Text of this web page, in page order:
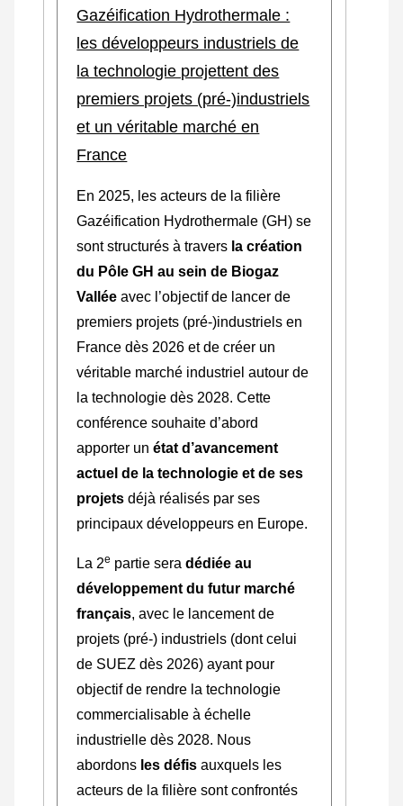
Gazéification Hydrothermale :
les développeurs industriels de
la technologie projettent des
premiers projets (pré-)industriels
et un véritable marché en
France
En 2025, les acteurs de la filière
Gazéification Hydrothermale (GH) se
sont structurés à travers la création
du Pôle GH au sein de Biogaz
Vallée avec l’objectif de lancer de
premiers projets (pré-)industriels en
France dès 2026 et de créer un
véritable marché industriel autour de
la technologie dès 2028. Cette
conférence souhaite d’abord
apporter unétat d’avancement
actuel de la technologie et de ses
projets déjà réalisés par ses
principaux développeurs en Europe.
La 2e partie seradédiée au
développement du futur marché
français, avec le lancement de
projets (pré-) industriels (dont celui
de SUEZ dès 2026) ayant pour
objectif de rendre la technologie
commercialisable à échelle
industrielle dès 2028. Nous
abordons les défis auxquels les
acteurs de la filière sont confrontés